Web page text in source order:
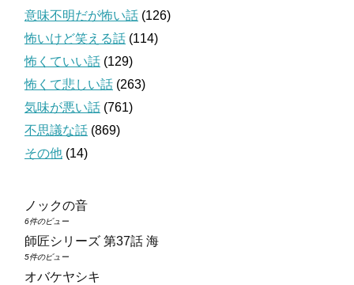
意味不明だが怖い話 (126)
怖いけど笑える話 (114)
怖くていい話 (129)
怖くて悲しい話 (263)
気味が悪い話 (761)
不思議な話 (869)
その他 (14)
ノックの音
6件のビュー
師匠シリーズ 第37話 海
5件のビュー
オバケヤシキ